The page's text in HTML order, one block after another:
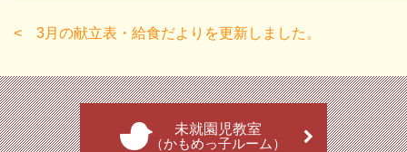
3月の献立表・給食だよりを更新しました。
未就園児教室
（かもめっ子ルーム）